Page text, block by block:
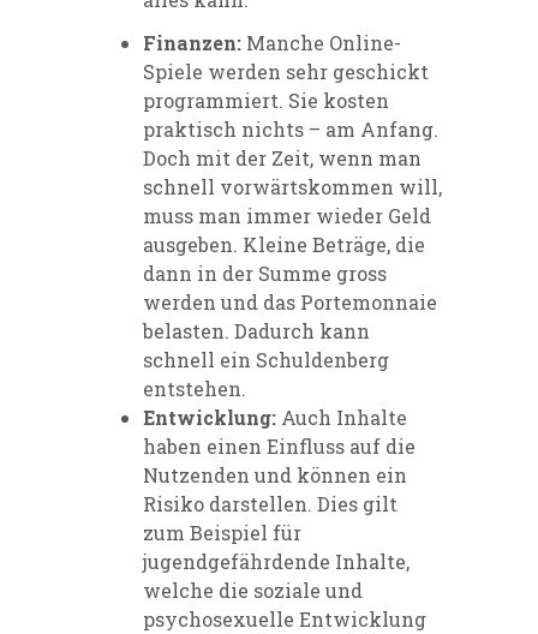
Finanzen: Manche Online-
Spiele werden sehr geschickt
programmiert. Sie kosten
praktisch nichts – am Anfang.
Doch mit der Zeit, wenn man
schnell vorwärtskommen will,
muss man immer wieder Geld
ausgeben. Kleine Beträge, die
dann in der Summe gross
werden und das Portemonnaie
belasten. Dadurch kann
schnell ein Schuldenberg
entstehen.
Entwicklung: Auch Inhalte
haben einen Einfluss auf die
Nutzenden und können ein
Risiko darstellen. Dies gilt
zum Beispiel für
jugendgefährdende Inhalte,
welche die soziale und
psychosexuelle Entwicklung